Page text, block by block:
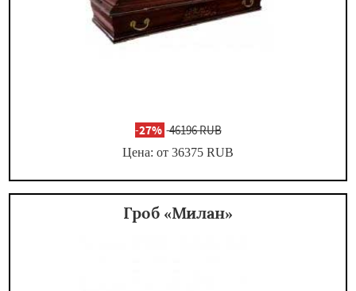
-27% 46196 RUB
Цена: от 36375 RUB
Гроб «Милан»